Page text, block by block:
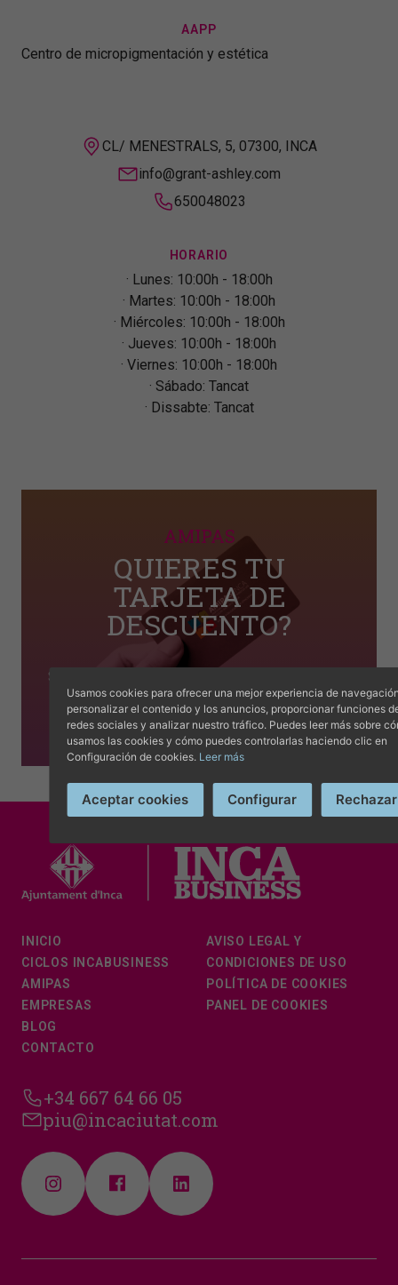
AAPP
Centro de micropigmentación y estética
CL/ MENESTRALS, 5, 07300, INCA
info@grant-ashley.com
650048023
HORARIO
Lunes: 10:00h - 18:00h
Martes: 10:00h - 18:00h
Miércoles: 10:00h - 18:00h
Jueves: 10:00h - 18:00h
Viernes: 10:00h - 18:00h
Sábado: Tancat
Dissabte: Tancat
AMIPAS
QUIERES TU
TARJETA DE
DESCUENTO?
Si quieres obtener tu tarjeta de descuento, ponte
en contacto AMIPA de tu colegio y ellos te
informarán sobre cómo obtenerla.
INICIO
CICLOS INCABUSINESS
AMIPAS
EMPRESAS
BLOG
CONTACTO
AVISO LEGAL Y
CONDICIONES DE USO
POLÍTICA DE COOKIES
PANEL DE COOKIES
+34 667 64 66 05
piu@incaciutat.com
Usamos cookies para ofrecer una mejor experiencia de
personalizar el contenido y los anuncios, proporcionar funciones
redes sociales y analizar nuestro tráfico. Puedes leer más sobre
usamos las cookies y cómo puedes controlarlas haciendo clic en
Configuración de cookies. Leer más
Aceptar cookies Configurar Rechazar